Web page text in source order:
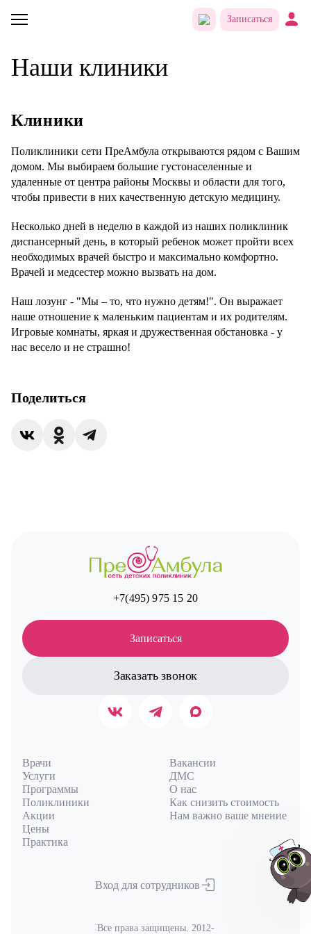
Записаться
Наши клиники
Клиники
Поликлиники сети ПреАмбула открываются рядом с Вашим
домом. Мы выбираем большие густонаселенные и
удаленные от центра районы Москвы и области для того,
чтобы привести в них качественную детскую медицину.
Несколько дней в неделю в каждой из наших поликлиник
диспансерный день, в который ребенок может пройти всех
необходимых врачей быстро и максимально комфортно.
Врачей и медсестер можно вызвать на дом.
Наш лозунг - "Мы – то, что нужно детям!". Он выражает
наше отношение к маленьким пациентам и их родителям.
Игровые комнаты, яркая и дружественная обстановка - у
нас весело и не страшно!
Поделиться
+7(495) 975 15 20
Записаться
Заказать звонок
Врачи
Услуги
Программы
Поликлиники
Акции
Цены
Практика
Вакансии
ДМС
О нас
Как снизить стоимость
Нам важно ваше мнение
Вход для сотрудников
Все права защищены. 2012-